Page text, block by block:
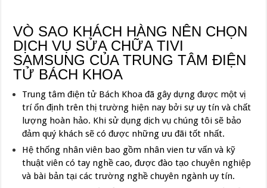
VÒ SAO KHÁCH HÀNG NÊN CHỌN
DỊCH VỤ SỬA CHỮA TIVI
SAMSUNG CỦA TRUNG TÂM ĐIỆN
TỬ BÁCH KHOA
Trung tâm điện tử Bách Khoa đã gây dựng được một vị
trí ổn định trên thị trường hiện nay bởi sự uy tín và chất
lượng hoàn hảo. Khi sử dụng dịch vụ chúng tôi sẽ bảo
đảm quý khách sẽ có được những ưu đãi tốt nhất.
Hệ thống nhân viên bao gồm nhân vien tư vấn và kỹ
thuật viên có tay nghề cao, được đào tạo chuyên nghiệp
và bài bản tại các trường nghề chuyên ngành uy tín.